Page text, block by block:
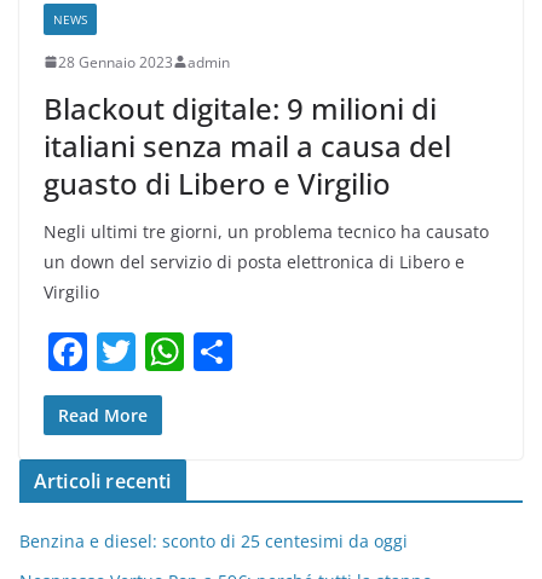
NEWS
28 Gennaio 2023 admin
Blackout digitale: 9 milioni di
italiani senza mail a causa del
guasto di Libero e Virgilio
Negli ultimi tre giorni, un problema tecnico ha causato
un down del servizio di posta elettronica di Libero e
Virgilio
F
a
c
e
b
o
T
w
itt
er
W
s
A
p
vi
di
Read More
Articoli recenti
Benzina e diesel: sconto di 25 centesimi da oggi